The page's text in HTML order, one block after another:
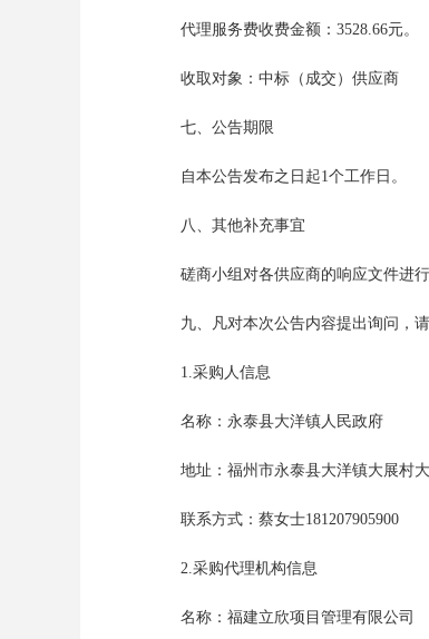
代理服务费收费金额： 3528.66元。
收取对象：中标（成交）供应商
七、公告期限
自本公告发布之日起1个工作日。
八、其他补充事宜
磋商小组对各供应商的响应文件进
九、凡对本次公告内容提出询问，
1.采购人信息
名称：永泰县大洋镇人民政府
地址：福州市永泰县大洋镇大展村
联系方式：蔡女士181207905900
2.采购代理机构信息
名称：福建立欣项目管理有限公司